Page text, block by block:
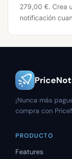
279,00 €. Crea
notificación
¡Nunca más
compra con
PRODUCTO
Features